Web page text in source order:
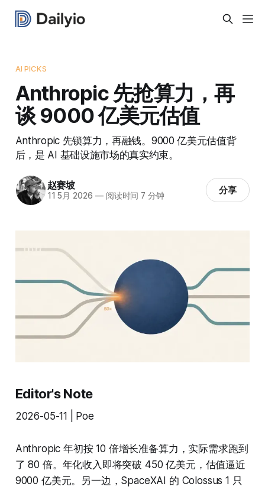
AI PICKS
Anthropic 先抢算力，再
谈 9000 亿美元估值
Anthropic 先锁算力，再融钱。9000 亿美元估值背
后，是 AI 基础设施市场的真实约束。
赵赛坡
11 5月 2026 —阅读时间 7 分钟 分享
Editor's Note
2026-05-11 | Poe
Anthropic 年初按 10 倍增长准备算力，实际需求跑到
了 80 倍。年化收入即将突破 450 亿美元，估值逼近
9000 亿美元。另一边，SpaceXAI 的 Colossus 1 只